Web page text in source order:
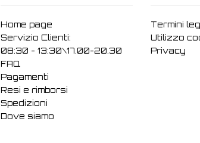
Home page
Servizio Clienti:
08:30 - 13:30\17.00-20.30
FAQ
Pagamenti
Resi e rimborsi
Spedizioni
Dove siamo
Termini
Utilizzo
Privacy